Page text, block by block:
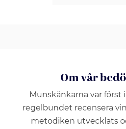
Om vår
Munskänkarna var först
regelbundet recensera
metodiken utvecklats